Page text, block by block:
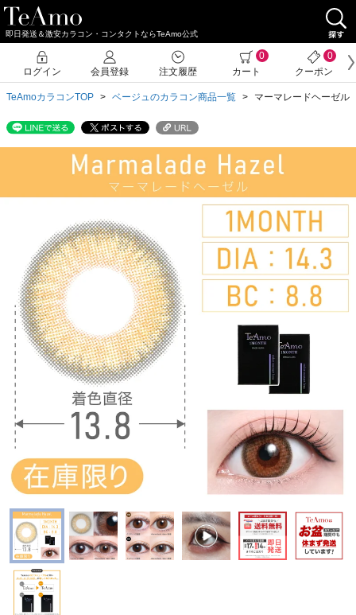
即日発送＆激安カラコン・コンタクトならTeAmo公式
TeAmoカラコンTOP ベージュのカラコン商品一覧 マーマレードヘーゼル
ログイン 会員登録 注文履歴
0
カート
0
クーポン
クーポン詳細